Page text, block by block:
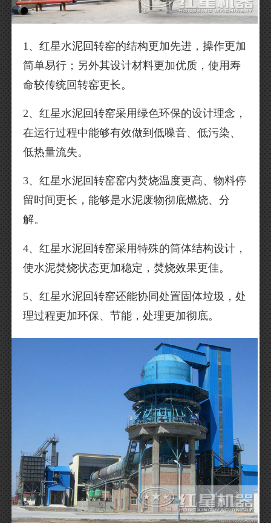
1、红星水泥回转窑的结构更加先进，操作更加
简单易行；另外其设计材料更加优质，使用寿
命较传统回转窑更长。
2、红星水泥回转窑采用绿色环保的设计理念，
在运行过程中能够有效做到低噪音、低污染、
低热量流失。
3、红星水泥回转窑窑内焚烧温度更高、物料停
留时间更长，能够是水泥废物彻底燃烧、分
解。
4、红星水泥回转窑采用特殊的筒体结构设计，
使水泥焚烧状态更加稳定，焚烧效果更佳。
5、红星水泥回转窑还能协同处置固体垃圾，处
理过程更加环保、节能，处理更加彻底。